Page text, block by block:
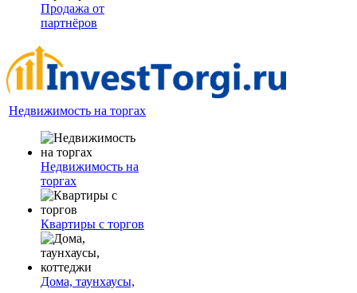
Продажа от
партнёров
Недвижимость на торгах
Недвижимость на
торгах
Квартиры с торгов
Дома, таунхаусы,